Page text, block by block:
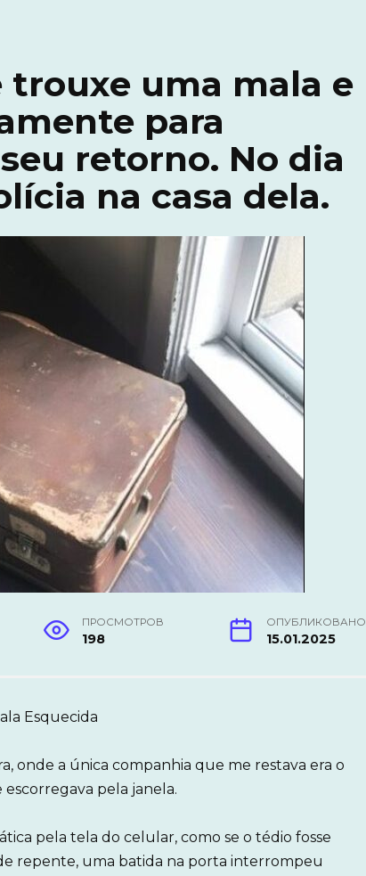
trouxe uma mala e
para
retorno. No dia
na casa dela.
ПРОСМОТРОВ
198
ОПУБЛИКОВАНО
15.01.2025
Esquecida
onde a única companhia que me restava era o
pela janela.
pela tela do celular, como se o tédio fosse
repente, uma batida na porta interrompeu